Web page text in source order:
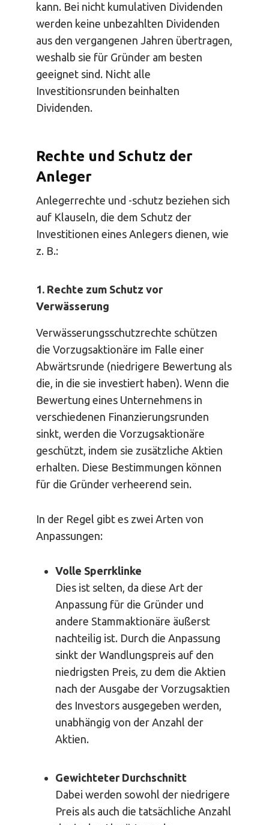
kann. Bei nicht kumulativen Dividenden
werden keine unbezahlten Dividenden
aus den vergangenen Jahren übertragen,
weshalb sie für Gründer am besten
geeignet sind. Nicht alle
Investitionsrunden beinhalten
Dividenden.
Rechte und Schutz der
Anleger
Anlegerrechte und -schutz beziehen sich
auf Klauseln, die dem Schutz der
Investitionen eines Anlegers dienen, wie
z. B.:
1. Rechte zum Schutz vor
Verwässerung
Verwässerungsschutzrechte schützen
die Vorzugsaktionäre im Falle einer
Abwärtsrunde (niedrigere Bewertung als
die, in die sie investiert haben). Wenn die
Bewertung eines Unternehmens in
verschiedenen Finanzierungsrunden
sinkt, werden die Vorzugsaktionäre
geschützt, indem sie zusätzliche Aktien
erhalten. Diese Bestimmungen können
für die Gründer verheerend sein.
In der Regel gibt es zwei Arten von
Anpassungen:
Volle Sperrklinke
Dies ist selten, da diese Art der
Anpassung für die Gründer und
andere Stammaktionäre äußerst
nachteilig ist. Durch die Anpassung
sinkt der Wandlungspreis auf den
niedrigsten Preis, zu dem die Aktien
nach der Ausgabe der Vorzugsaktien
des Investors ausgegeben werden,
unabhängig von der Anzahl der
Aktien.
Gewichteter Durchschnitt
Dabei werden sowohl der niedrigere
Preis als auch die tatsächliche Anzahl